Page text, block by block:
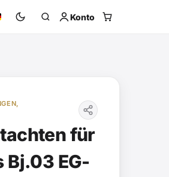
Konto
für
Bj.03 EG-